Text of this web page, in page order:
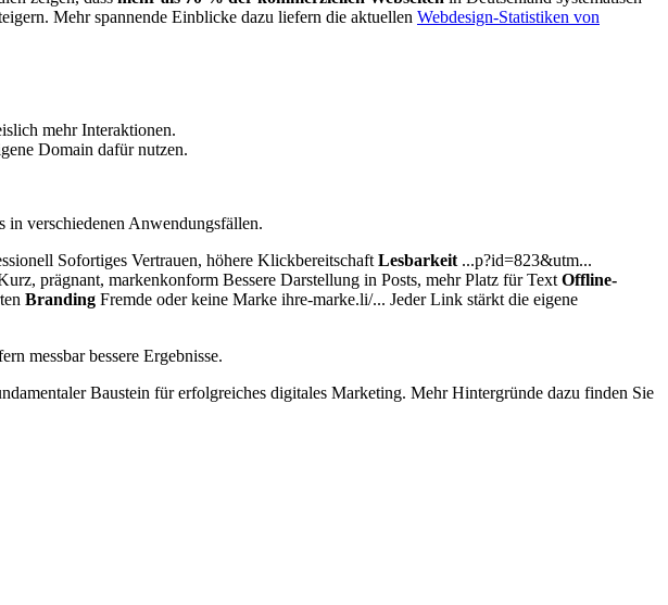
Mehr spannende Einblicke dazu liefern die aktuellen Webdesign-Statistiken von
mehr Interaktionen.
Domain dafür nutzen.
in verschiedenen Anwendungsfällen.
Sofortiges Vertrauen, höhere Klickbereitschaft Lesbarkeit ...p?id=823&utm...
prägnant, markenkonform Bessere Darstellung in Posts, mehr Platz für Text Offline-
Branding Fremde oder keine Marke ihre-marke.li/... Jeder Link stärkt die eigene
messbar bessere Ergebnisse.
Baustein für erfolgreiches digitales Marketing. Mehr Hintergründe dazu finden Sie